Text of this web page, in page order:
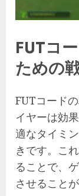
FUTコ
ための
FUTコード
イヤーは効
適なタイミ
きです。こ
ることで、
させること